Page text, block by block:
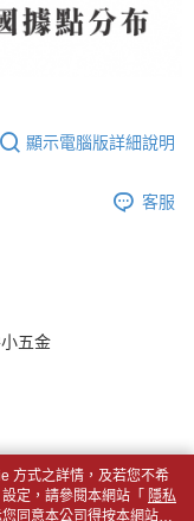
顯示電腦版詳細說明
客服
五金
方式之詳情，及若您不希
定，請參閱本網站「 隱私
同意本公司得按本網站使